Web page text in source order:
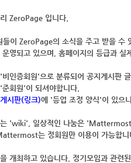
ZeroPage 입니다.
들이 ZeroPage의 소식을 주고 받을 수
운영되고 있으며, 홈페이지의 등급과 실
인증회원'으로 분류되어 공지게시판
준회원 '이 되셔야합니다.
시판(링크)에 '등업 조정 양식'이 있으
'wiki', 일상적인 나눔은 'Mattermost
는 정회원만 이용이 가능합니
개최하고 있습니다. 정기모임과 관련